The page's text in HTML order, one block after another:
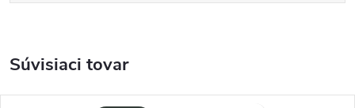
Súvisiaci tovar